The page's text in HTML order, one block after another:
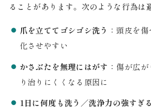
ることがあります。次のような行為は
爪を立ててゴシゴシ洗う ：頭皮を
化させやすい
かさぶたを無理にはがす ：傷が広
り治りにくくなる原因に
1日に何度も洗う／洗浄力の強すぎ